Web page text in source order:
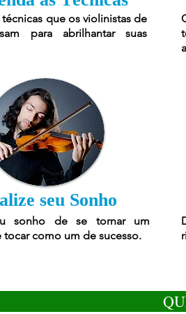
que os violinistas de
para abrilhantar suas
seu Sonho
sonho de se tornar um
tocar como um de sucesso.